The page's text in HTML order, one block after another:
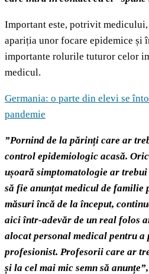
Important este, potrivit
apariția unor focare epidemice și
importante rolurile tuturor celor
medicul.
Germania: o parte din elevi se
pandemie
”Pornind de la părinți care ar
control epidemiologic acasă.
ușoară simptomatologie ar
să fie anunțat medicul de familie
măsuri încă de la început,
aici într-adevăr de un real folos
alocat personal medical pentru
profesionist. Profesorii care ar
și la cel mai mic semn să anunțe”,